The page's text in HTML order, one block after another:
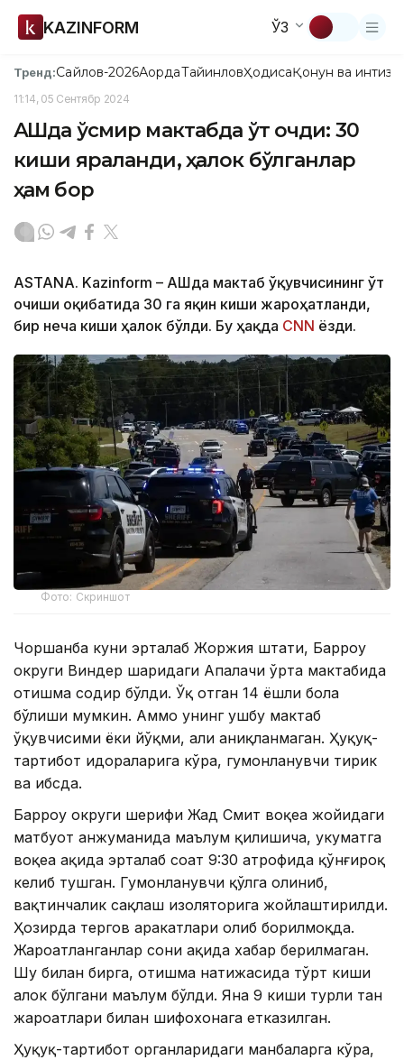
KAZINFORM ЎЗ
Тренд:Сайлов-2026АқордаТайинловҲодисаҚонун ва
11:14, 05 Сентябр 2024
АҚШда ўсмир мактабда ўт очди: 30
киши яраланди, ҳалок бўлганлар
ҳам бор
ASTANA. Kazinform – АҚШда мактаб ўқувчисининг ўт
очиши оқибатида 30 га яқин киши жароҳатланди,
бир неча киши ҳалок бўлди. Бу ҳақда CNN ёзди.
Фото: Скриншот
Чоршанба куни эрталаб Жоржия штати, Барроу
округи Виндер шаҳридаги Апалачи ўрта мактабида
отишма содир бўлди. Ўқ отган 14 ёшли бола
бўлиши мумкин. Аммо унинг ушбу мактаб
ўқувчисими ёки йўқми, ҳали аниқланмаган. Ҳуқуқ-
тартибот идораларига кўра, гумонланувчи тирик
ва ҳибсда.
Барроу округи шерифи Жад Смит воқеа жойидаги
матбуот анжуманида маълум қилишича, ҳукуматга
воқеа ҳақида эрталаб соат 9:30 атрофида қўнғироқ
келиб тушган. Гумонланувчи қўлга олиниб,
вақтинчалик сақлаш изоляторига жойлаштирилди.
Ҳозирда тергов ҳаракатлари олиб борилмоқда.
Жароҳатланганлар сони ҳақида хабар берилмаган.
Шу билан бирга, отишма натижасида тўрт киши
ҳалок бўлгани маълум бўлди. Яна 9 киши турли тан
жароҳатлари билан шифохонага етказилган.
Ҳуқуқ-тартибот органларидаги манбаларга кўра,